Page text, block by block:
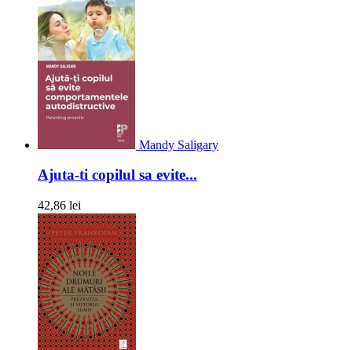
Mandy Saligary
Ajuta-ti copilul sa evite...
42,86 lei